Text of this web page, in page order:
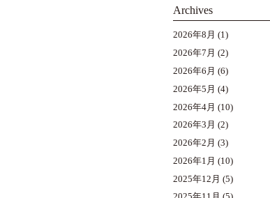
Archives
2026年8月 (1)
2026年7月 (2)
2026年6月 (6)
2026年5月 (4)
2026年4月 (10)
2026年3月 (2)
2026年2月 (3)
2026年1月 (10)
2025年12月 (5)